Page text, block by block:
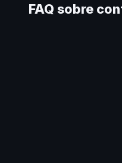
FAQ sobre